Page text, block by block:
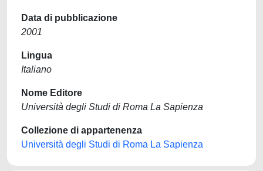
Data di pubblicazione
2001
Lingua
Italiano
Nome Editore
Università degli Studi di Roma La Sapienza
Collezione di appartenenza
Università degli Studi di Roma La Sapienza